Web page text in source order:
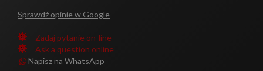
Sprawdź opinie w Google
Zadaj pytanie on-line
Ask a question online
Napisz na WhatsApp